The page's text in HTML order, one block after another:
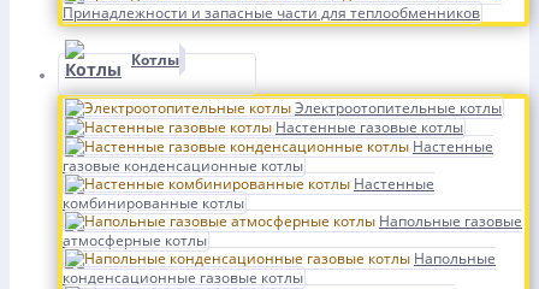
Принадлежности и запасные части для теплообменников
Котлы
Электроотопительные котлы
Настенные газовые котлы
Настенные
газовые конденсационные котлы
Настенные
комбинированные котлы
Напольные газовые
атмосферные котлы
Напольные
конденсационные газовые котлы